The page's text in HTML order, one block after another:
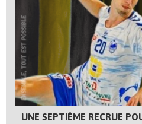
UNE SEPTIÈME RECRUE